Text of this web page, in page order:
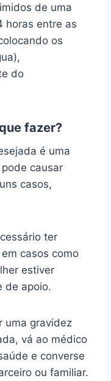
de uma
horas entre as
os
do
fazer?
é uma
causar
casos,
ter
casos como
estiver
de apoio.
uma gravidez
vá ao médico
e converse
ou familiar.